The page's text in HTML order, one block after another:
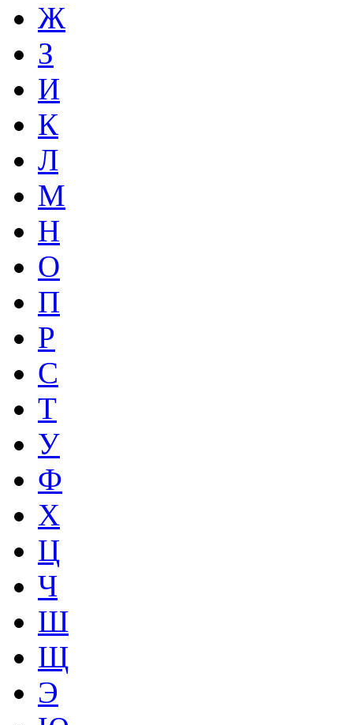
Ж
З
И
К
Л
М
Н
О
П
Р
С
Т
У
Ф
Х
Ц
Ч
Ш
Щ
Э